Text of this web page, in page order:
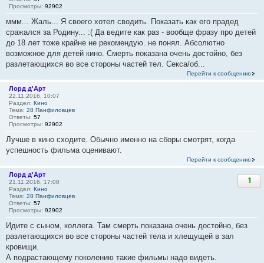
Просмотры: 92902
ммм... Жаль... Я своего хотел сводить. Показать как его прадед
сражался за Родину... :( Да ведите как раз - вообще фразу про детей
до 18 лет тоже крайне не рекомендую. не понял. Абсолютно
возможное для детей кино. Смерть показана очень достойно, без
разлетающихся во все стороны частей тел. Секса/об...
Перейти к сообщению
Лорд д'Арт
22.11.2016, 10:07
Раздел: Кино
Тема: 28 Панфиловцев
Ответы: 57
Просмотры: 92902
Лучше в кино сходите. Обычно именно на сборы смотрят, когда
успешность фильма оценивают.
Перейти к сообщению
Лорд д'Арт
21.11.2016, 17:08
Раздел: Кино
Тема: 28 Панфиловцев
Ответы: 57
Просмотры: 92902
1
Идите с сыном, коллега. Там смерть показана очень достойно, без
разлетающихся во все стороны частей тела и хлещущей в зал
кровищи.
А подрастающему поколению такие фильмы надо видеть.